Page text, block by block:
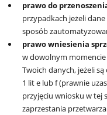
prawo do
przypadkach jeżeli
sposób
prawo wniesienia
w dowolnym
Twoich danych, jeżeli
1 lit e lub f (prawnie
przyjęciu wniosku w tej
zaprzestania